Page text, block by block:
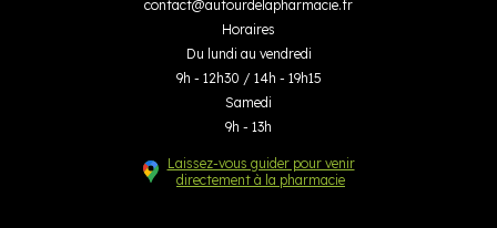
contact@autourdelapharmacie.fr
Horaires
Du lundi au vendredi
9h - 12h30 / 14h - 19h15
Samedi
9h - 13h
Laissez-vous guider pour venir
directement à la pharmacie